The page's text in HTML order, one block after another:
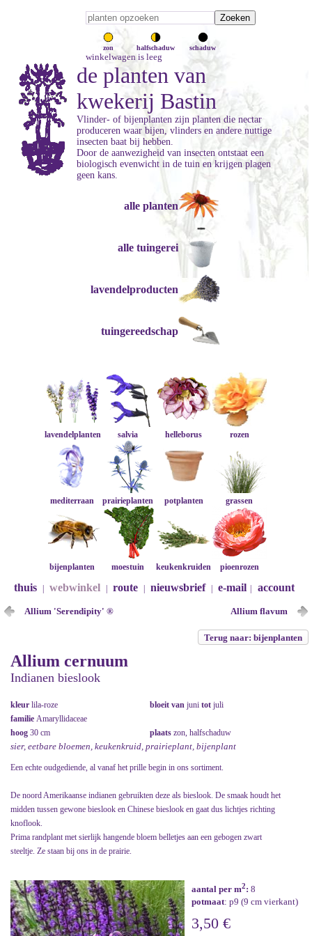
zon halfschaduw schaduw
winkelwagen is leeg
de planten van
kwekerij Bastin
Vlinder- of bijenplanten zijn planten die nectar
produceren waar bijen, vlinders en andere nuttige
insecten baat bij hebben.
Door de aanwezigheid van insecten ontstaat een
biologisch evenwicht in de tuin en krijgen plagen
geen kans.
alle planten
alle tuingerei
lavendelproducten
tuingereedschap
lavendelplanten salvia helleborus rozen
mediterraan prairieplanten potplanten grassen
bijenplanten moestuin keukenkruiden pioenrozen
thuis webwinkel route nieuwsbrief e-mail account
Allium 'Serendipity' ® Allium flavum
Terug naar: bijenplanten
Allium cernuum
Indianen bieslook
kleur lila-roze bloeit van juni tot juli
familie Amaryllidaceae
hoog 30 cm plaats zon, halfschaduw
sier, eetbare bloemen, keukenkruid, prairieplant, bijenplant
Een echte oudgediende, al vanaf het prille begin in ons sortiment.
De noord Amerikaanse indianen gebruikten deze als bieslook. De smaak houdt het
midden tussen gewone bieslook en Chinese bieslook en gaat dus lichtjes richting
knoflook.
Prima randplant met sierlijk hangende bloem belletjes aan een gebogen zwart
steeltje. Ze staan bij ons in de prairie.
aantal per m2: 8
potmaat: p9 (9 cm vierkant)
3,50 €